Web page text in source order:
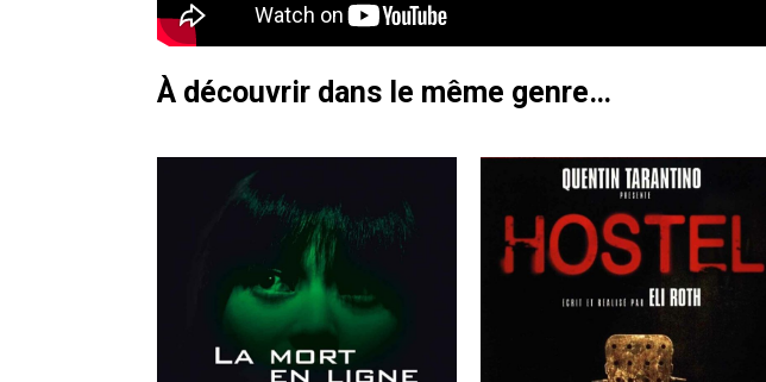
À découvrir dans le même genre…